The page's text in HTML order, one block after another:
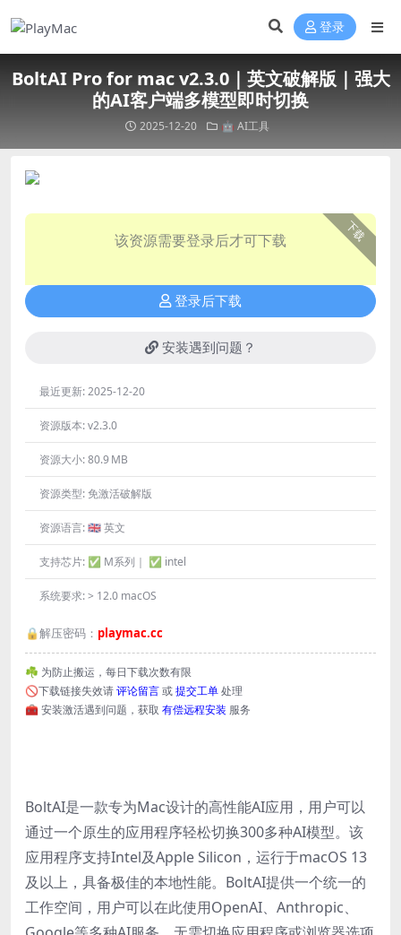
登录
BoltAI Pro for mac v2.3.0｜英文破解版｜强大
的AI客户端多模型即时切换
2025-12-20 🤖 AI工具
下载
该资源需要登录后才可下载
登录后下载
安装遇到问题？
最近更新:2025-12-20
资源版本:v2.3.0
资源大小:80.9 MB
资源类型:免激活破解版
资源语言:🇬🇧 英文
支持芯片: ✅ M系列｜ ✅ intel
系统要求:> 12.0 macOS
🔒解压密码： playmac.cc
☘️ 为防止搬运，每日下载次数有限
🚫下载链接失效请评论留言或提交工单处理
🧰 安装激活遇到问题，获取 有偿远程安装 服务
BoltAI是一款专为Mac设计的高性能AI应用，用户可以
通过一个原生的应用程序轻松切换300多种AI模型。该
应用程序支持Intel及Apple Silicon，运行于macOS 13
及以上，具备极佳的本地性能。BoltAI提供一个统一的
工作空间，用户可以在此使用OpenAI、Anthropic、